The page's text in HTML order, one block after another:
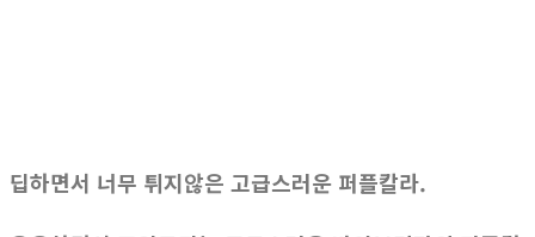
딥하면서 너무 튀지않은 고급스러운 퍼플칼라.